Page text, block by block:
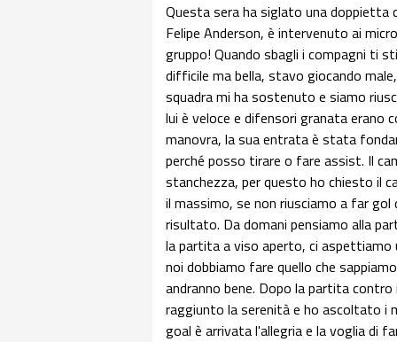
Questa sera ha siglato una
Felipe Anderson, è intervenuto ai
gruppo! Quando sbagli i compagni ti
difficile ma bella, stavo giocando
squadra mi ha sostenuto e siamo
lui è veloce e difensori granata erano
manovra, la sua entrata è stata
perché posso tirare o fare assist. Il
stanchezza, per questo ho chiesto il
il massimo, se non riusciamo a far
risultato. Da domani pensiamo alla
la partita a viso aperto, ci aspettiamo
noi dobbiamo fare quello che
andranno bene. Dopo la partita
raggiunto la serenità e ho ascoltato i
goal è arrivata l'allegria e la voglia di